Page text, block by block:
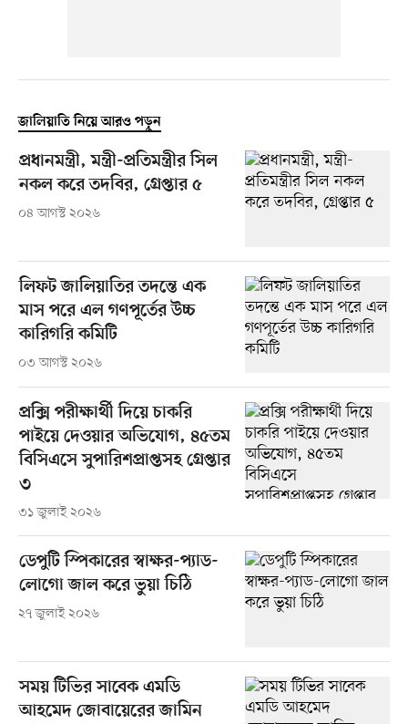
জালিয়াতি নিয়ে আরও পড়ুন
প্রধানমন্ত্রী, মন্ত্রী-প্রতিমন্ত্রীর সিল
নকল করে তদবির, গ্রেপ্তার ৫
০৪ আগস্ট ২০২৬
লিফট জালিয়াতির তদন্তে এক
মাস পরে এল গণপূর্তের উচ্চ
কারিগরি কমিটি
০৩ আগস্ট ২০২৬
প্রক্সি পরীক্ষার্থী দিয়ে চাকরি
পাইয়ে দেওয়ার অভিযোগ, ৪৫তম
বিসিএসে সুপারিশপ্রাপ্তসহ গ্রেপ্তার
৩
৩১ জুলাই ২০২৬
ডেপুটি স্পিকারের স্বাক্ষর-প্যাড-
লোগো জাল করে ভুয়া চিঠি
২৭ জুলাই ২০২৬
সময় টিভির সাবেক এমডি
আহমেদ জোবায়েরের জামিন